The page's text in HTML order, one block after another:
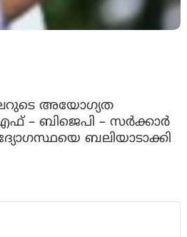
അയോഗ്യത
– ബിജെപി – സർക്കാർ
ബലിയാടാക്കി